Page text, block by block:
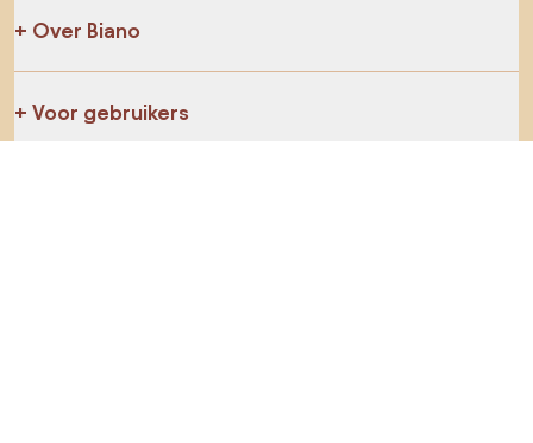
Over Biano
Voor gebruikers